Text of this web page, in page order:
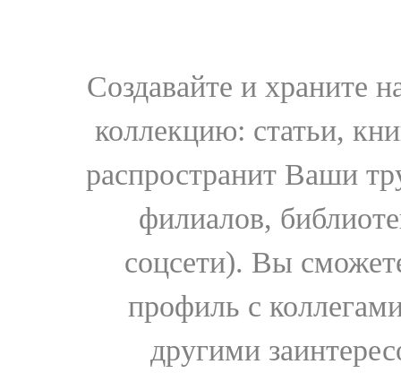
Создавайте и храните
коллекцию: статьи,
распространит Ваши
филиалов,
соцсети). Вы
профиль с
другими